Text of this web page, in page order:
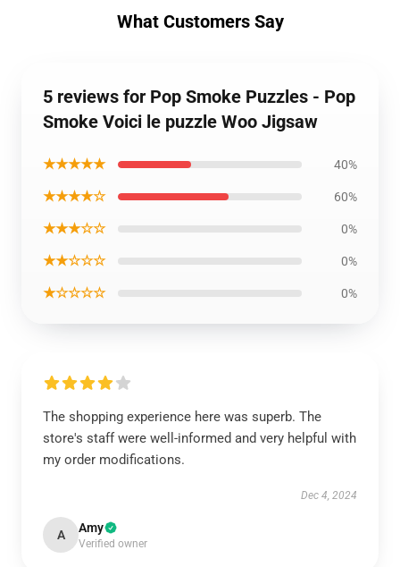
What Customers Say
5 reviews for Pop Smoke Puzzles - Pop
Smoke Voici le puzzle Woo Jigsaw
★★★★★ 40%
★★★★☆ 60%
★★★☆☆ 0%
★★☆☆☆ 0%
★☆☆☆☆ 0%
The shopping experience here was superb. The
store's staff were well-informed and very helpful with
my order modifications.
Dec 4, 2024
A Amy
Verified owner